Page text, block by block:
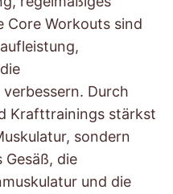
Core Workouts sind
Durch
Krafttrainings stärkst
sondern
Gesäß, die
und die